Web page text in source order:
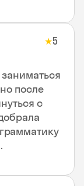
★5
после
с